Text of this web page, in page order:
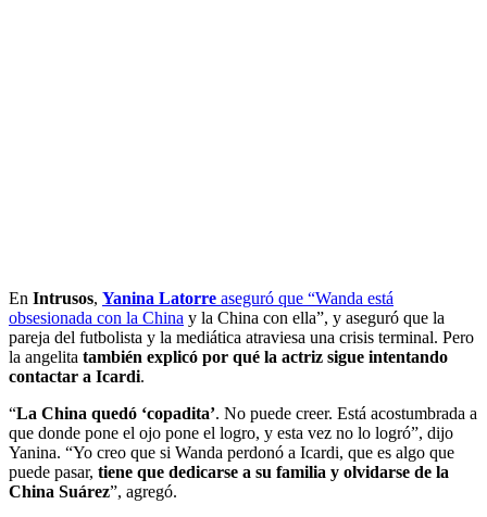
En Intrusos, Yanina Latorre aseguró que “Wanda está
obsesionada con la China y la China con ella”, y aseguró que la
pareja del futbolista y la mediática atraviesa una crisis terminal. Pero
la angelita también explicó por qué la actriz sigue intentando
contactar a Icardi.
“La China quedó ‘copadita’. No puede creer. Está acostumbrada a
que donde pone el ojo pone el logro, y esta vez no lo logró”, dijo
Yanina. “Yo creo que si Wanda perdonó a Icardi, que es algo que
puede pasar, tiene que dedicarse a su familia y olvidarse de la
China Suárez”, agregó.